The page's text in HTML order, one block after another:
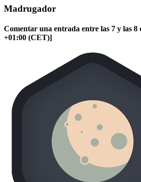
Madrugador
Comentar una entrada entre las 7 y las
+01:00 (CET)]